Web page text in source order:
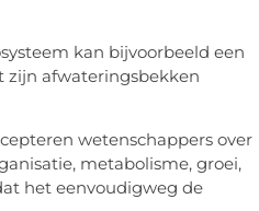
kan bijvoorbeeld een
zijn afwateringsbekken
wetenschappers over
metabolisme, groei,
het eenvoudigweg de